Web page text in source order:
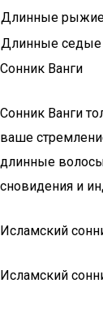
Длинные
Длинные
Сонник Ванги
Сонник Ванги
ваше
длинные волосы
сновидения и
Исламский
Исламский